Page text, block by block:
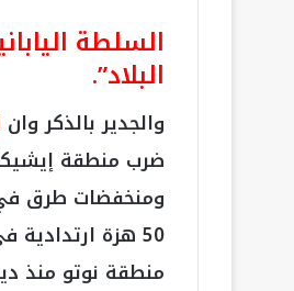
البلاد”.
والجدير بالذكر وان
ضرب منطقة
ومنخفضات طرق
50 هزة
منطقة نوتو منذ